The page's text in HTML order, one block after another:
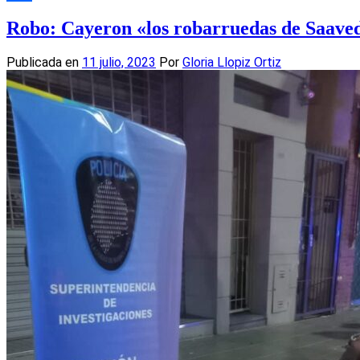
Robo: Cayeron «los robarruedas de
Publicada en 11 julio, 2023 Por Gloria Llopiz Ortiz